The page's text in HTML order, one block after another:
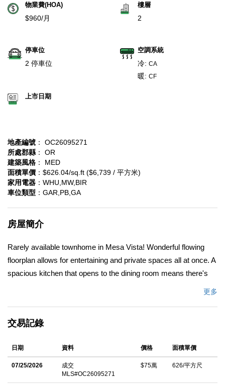
物業費(HOA)
$960/月
樓層
2
停車位
2 停車位
空調系統
冷: CA
暖: CF
上市日期
地產編號 ： OC26095271
所處郡縣 ： OR
建築風格 ： MED
面積單價 ：$626.04/sq.ft ($6,739 / 平方米)
家用電器 ：WHU,MW,BIR
車位類型 ：GAR,PB,GA
房屋簡介
Rarely available townhome in Mesa Vista! Wonderful flowing
floorplan allows for entertaining and private spaces all at once. A
spacious kitchen that opens to the dining room means there's
Cozy up in the living room for movie time with fabulous two-
generous powder room makes sure the guests or family are
taken care of, and a direct access garage provides convenience
galore. Single loaded streets provide for guest parking and
更多
交易記錄
日期 資料 價格 面積單價
07/25/2026
成交
MLS#OC26095271
$75萬 626/平方尺